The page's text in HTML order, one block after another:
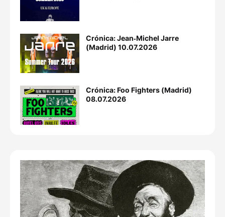
Crónica: Jean‐Michel Jarre
(Madrid) 10.07.2026
Crónica: Foo Fighters (Madrid)
08.07.2026